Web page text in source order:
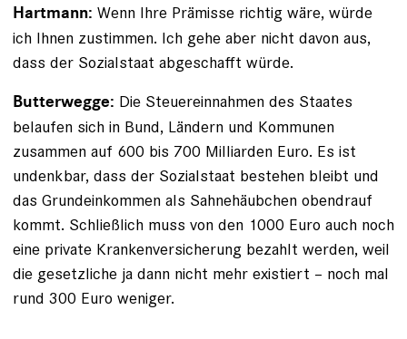
Hartmann: Wenn Ihre Prämisse richtig wäre, würde
ich Ihnen zustimmen. Ich gehe aber nicht davon aus,
dass der Sozialstaat abgeschafft würde.
Butterwegge: Die Steuereinnahmen des Staates
belaufen sich in Bund, Ländern und Kommunen
zusammen auf 600 bis 700 Milliarden Euro. Es ist
undenkbar, dass der Sozialstaat bestehen bleibt und
das Grundeinkommen als Sahne­häubchen obendrauf
kommt. Schließlich muss von den 1000 Euro auch noch
eine private Krankenversicherung bezahlt werden, weil
die gesetzliche ja dann nicht mehr existiert – noch mal
rund 300 Euro weniger.